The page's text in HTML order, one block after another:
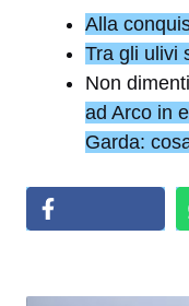
Alla
Tra gli ulivi
Non
ad Arco in
Garda: